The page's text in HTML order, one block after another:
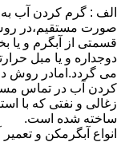
الف : گرم کردن آب
صورت مستقیم،در
قسمتی از آبگرم و یا
دوجداره و یا مبل
می گردد.امادر روش
کردن آب در تماس
زغالی و نفتی که با
ساخته شده است.
انواع آبگرمکن و